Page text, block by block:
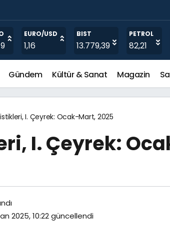
EURO/USD
1,16
BIST
13.779,39
PETROL
82,21
Gündem Kültür & Sanat Magazin
I. Çeyrek: Ocak-Mart, 2025
I. Çeyrek:
2025, 10:22güncellendi